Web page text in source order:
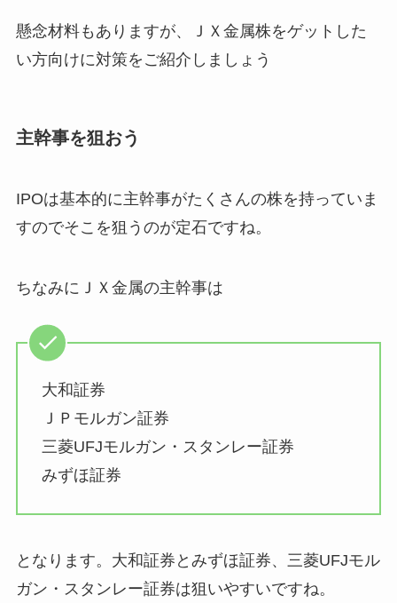
懸念材料もありますが、ＪＸ金属株をゲットした
い方向けに対策をご紹介しましょう
主幹事を狙おう
IPOは基本的に主幹事がたくさんの株を持っていま
すのでそこを狙うのが定石ですね。
ちなみにＪＸ金属の主幹事は
大和証券
ＪＰモルガン証券
三菱UFJモルガン・スタンレー証券
みずほ証券
となります。大和証券とみずほ証券、三菱UFJモル
ガン・スタンレー証券は狙いやすいですね。